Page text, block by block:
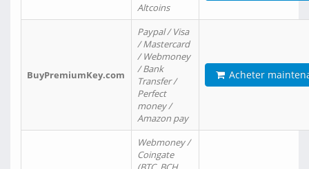
Altcoins
BuyPremiumKey.com
Paypal / Visa
/ Mastercard
/ Webmoney
/ Bank
Transfer /
Perfect
money /
Amazon pay
Acheter
Webmoney /
Coingate